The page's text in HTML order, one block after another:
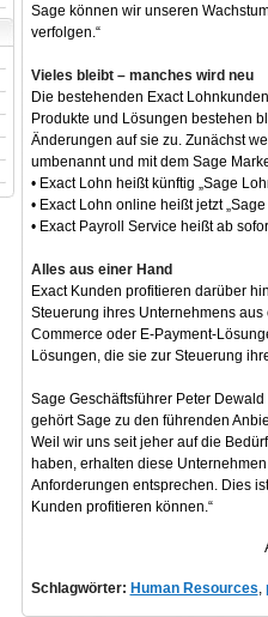
Sage können wir unseren
verfolgen.“
Vieles bleibt – manches wird neu
Die bestehenden Exact
Produkte und Lösungen bestehen
Änderungen auf sie zu. Zunächst
umbenannt und mit dem Sage
• Exact Lohn heißt künftig „Sage
• Exact Lohn online heißt jetzt
• Exact Payroll Service heißt ab
Alles aus einer Hand
Exact Kunden profitieren darüber
Steuerung ihres Unternehmens aus
Commerce oder E-Payment-
Lösungen, die sie zur Steuerung
Sage Geschäftsführer Peter
gehört Sage zu den führenden
Weil wir uns seit jeher auf die
haben, erhalten diese
Anforderungen entsprechen. Dies
Kunden profitieren können.“
Schlagwörter: Human Resources,